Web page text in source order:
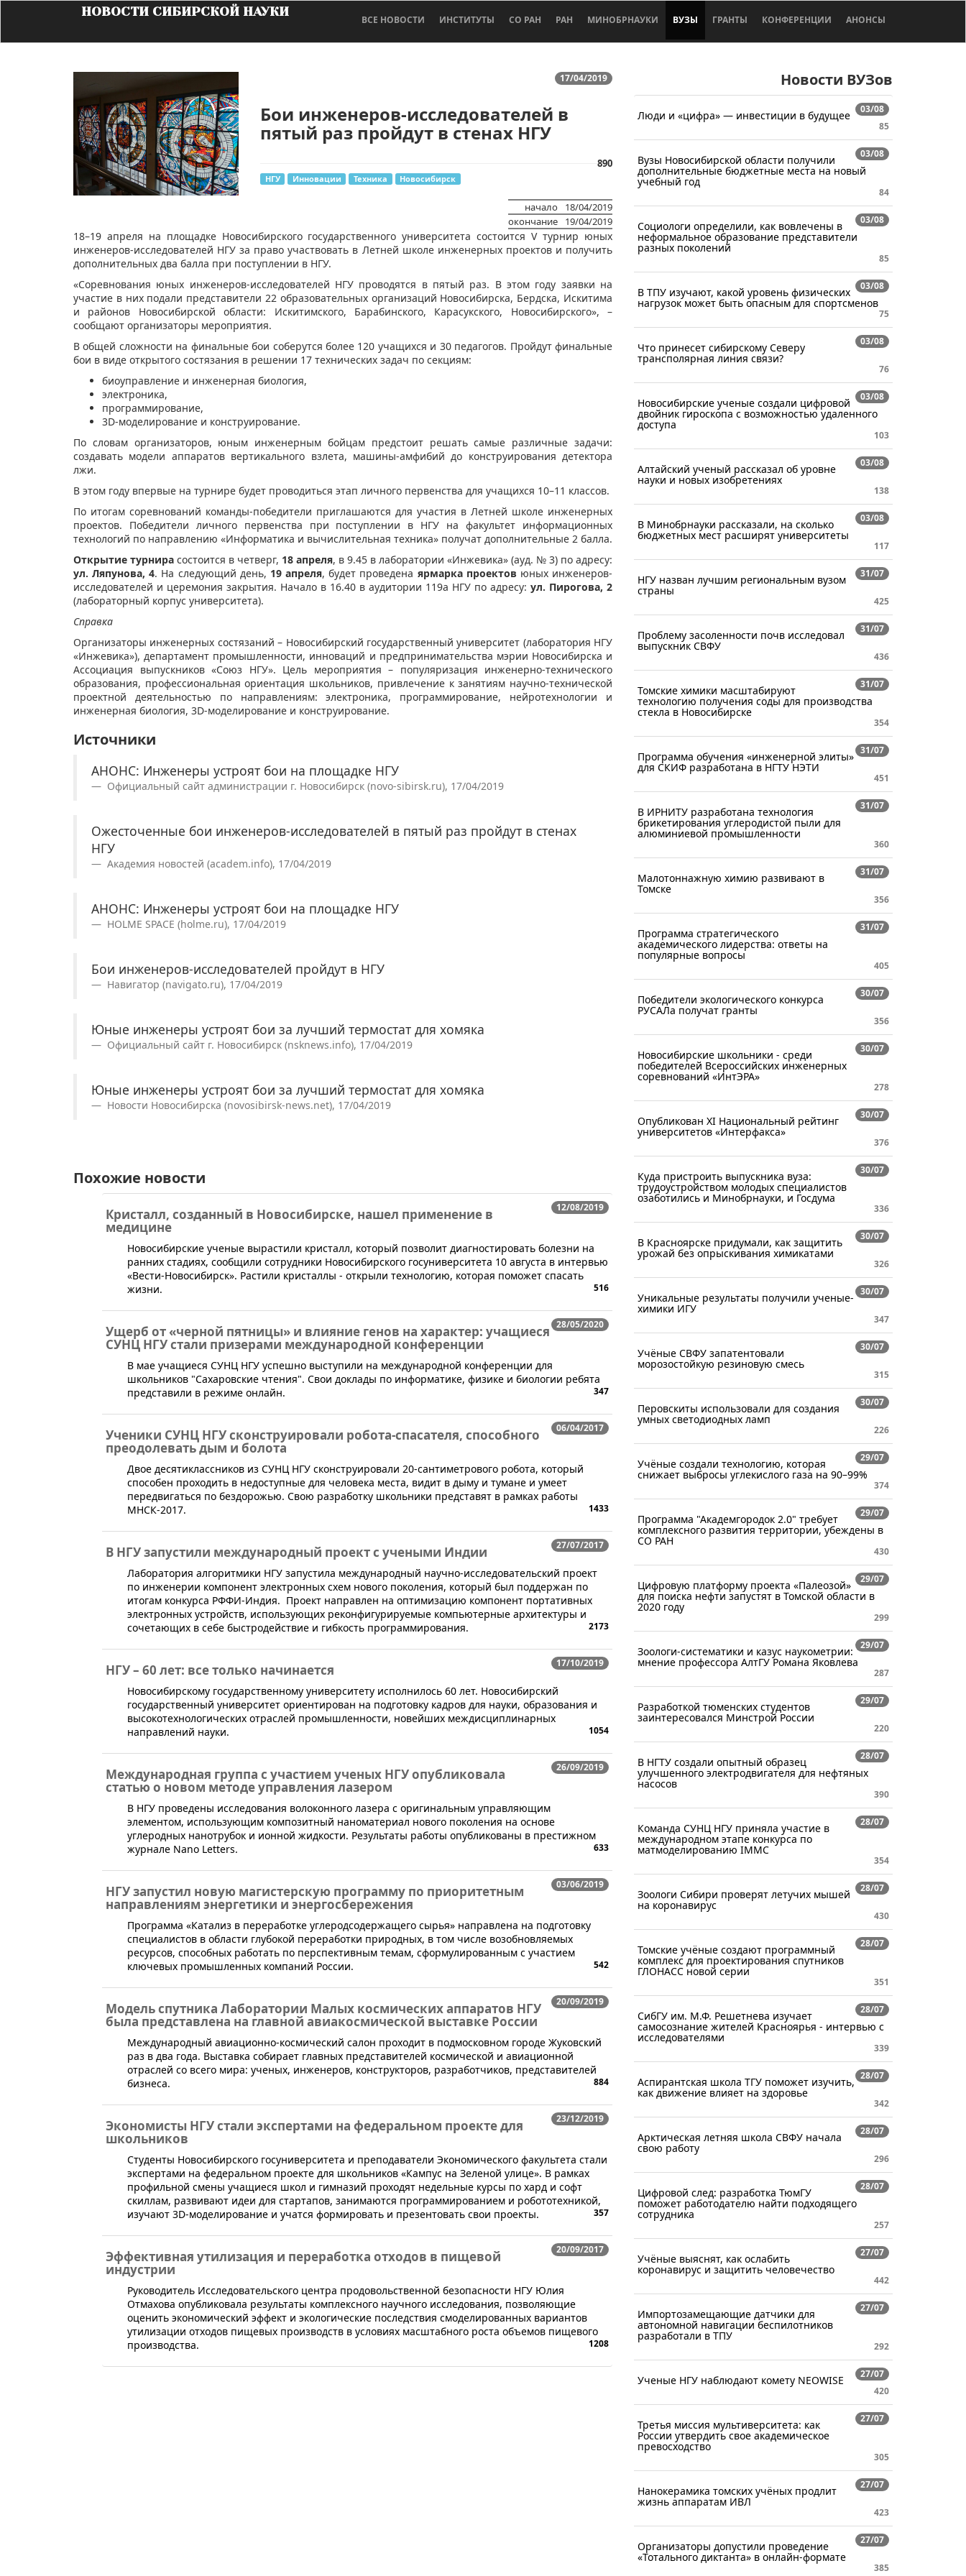
НОВОСТИ СИБИРСКОЙ НАУКИ
ВСЕ НОВОСТИ ИНСТИТУТЫ СО РАН РАН МИНОБРНАУКИ ВУЗЫ ГРАНТЫ КОНФЕРЕНЦИИ АНОНСЫ
17/04/2019
Бои инженеров-исследователей в
пятый раз пройдут в стенах НГУ
890
НГУ Инновации Техника Новосибирск
начало
18/04/2019
окончание
19/04/2019
18–19 апреля на площадке Новосибирского государственного университета состоится V турнир юных
инженеров-исследователей НГУ за право участвовать в Летней школе инженерных проектов и получить
дополнительных два балла при поступлении в НГУ.
«Соревнования юных инженеров-исследователей НГУ проводятся в пятый раз. В этом году заявки на
участие в них подали представители 22 образовательных организаций Новосибирска, Бердска, Искитима
и районов Новосибирской области: Искитимского, Барабинского, Карасукского, Новосибирского», –
сообщают организаторы мероприятия.
В общей сложности на финальные бои соберутся более 120 учащихся и 30 педагогов. Пройдут финальные
бои в виде открытого состязания в решении 17 технических задач по секциям:
биоуправление и инженерная биология,
электроника,
программирование,
3D-моделирование и конструирование.
По словам организаторов, юным инженерным бойцам предстоит решать самые различные задачи:
создавать модели аппаратов вертикального взлета, машины-амфибий до конструирования детектора
лжи.
В этом году впервые на турнире будет проводиться этап личного первенства для учащихся 10–11 классов.
По итогам соревнований команды-победители приглашаются для участия в Летней школе инженерных
проектов. Победители личного первенства при поступлении в НГУ на факультет информационных
технологий по направлению «Информатика и вычислительная техника» получат дополнительные 2 балла.
Открытие турнира состоится в четверг, 18 апреля, в 9.45 в лаборатории «Инжевика» (ауд. № 3) по адресу:
ул. Ляпунова, 4. На следующий день, 19 апреля, будет проведена ярмарка проектов юных инженеров-
исследователей и церемония закрытия. Начало в 16.40 в аудитории 119а НГУ по адресу: ул. Пирогова, 2
(лабораторный корпус университета).
Справка
Организаторы инженерных состязаний – Новосибирский государственный университет (лаборатория НГУ
«Инжевика»), департамент промышленности, инноваций и предпринимательства мэрии Новосибирска и
Ассоциация выпускников «Союз НГУ». Цель мероприятия – популяризация инженерно-технического
образования, профессиональная ориентация школьников, привлечение к занятиям научно-технической
проектной деятельностью по направлениям: электроника, программирование, нейротехнологии и
инженерная биология, 3D-моделирование и конструирование.
Источники
АНОНС: Инженеры устроят бои на площадке НГУ
Официальный сайт администрации г. Новосибирск (novo-sibirsk.ru), 17/04/2019
Ожесточенные бои инженеров-исследователей в пятый раз пройдут в стенах
НГУ
Академия новостей (academ.info), 17/04/2019
АНОНС: Инженеры устроят бои на площадке НГУ
HOLME SPACE (holme.ru), 17/04/2019
Бои инженеров-исследователей пройдут в НГУ
Навигатор (navigato.ru), 17/04/2019
Юные инженеры устроят бои за лучший термостат для хомяка
Официальный сайт г. Новосибирск (nsknews.info), 17/04/2019
Юные инженеры устроят бои за лучший термостат для хомяка
Новости Новосибирска (novosibirsk-news.net), 17/04/2019
Похожие новости
12/08/2019
Кристалл, созданный в Новосибирске, нашел применение в
медицине
​Новосибирские ученые вырастили кристалл, который позволит диагностировать болезни на
ранних стадиях, сообщили сотрудники Новосибирского госуниверситета 10 августа в интервью
«Вести-Новосибирск». Растили кристаллы - открыли технологию, которая поможет спасать
жизни.
516
28/05/2020
Ущерб от «черной пятницы» и влияние генов на характер: учащиеся
СУНЦ НГУ стали призерами международной конференции
​В мае учащиеся СУНЦ НГУ успешно выступили на международной конференции для
школьников "Сахаровские чтения". Свои доклады по информатике, физике и биологии ребята
представили в режиме онлайн.
347
06/04/2017
Ученики СУНЦ НГУ сконструировали робота-спасателя, способного
преодолевать дым и болота
Двое десятиклассников из СУНЦ НГУ сконструировали 20-сантиметрового робота, который
способен проходить в недоступные для человека места, видит в дыму и тумане и умеет
передвигаться по бездорожью. Свою разработку школьники представят в рамках работы
МНСК-2017.
1433
27/07/2017
В НГУ запустили международный проект с учеными Индии
Лаборатория алгоритмики НГУ запустила международный научно-исследовательский проект
по инженерии компонент электронных схем нового поколения, который был поддержан по
итогам конкурса РФФИ-Индия. ​ Проект направлен на оптимизацию компонент портативных
электронных устройств, использующих реконфигурируемые компьютерные архитектуры и
сочетающих в себе быстродействие и гибкость программирования.
2173
17/10/2019
НГУ – 60 лет: все только начинается
​Новосибирскому государственному университету исполнилось 60 лет. Новосибирский
государственный университет ориентирован на подготовку кадров для науки, образования и
высокотехнологических отраслей промышленности, новейших междисциплинарных
направлений науки.
1054
26/09/2019
Международная группа с участием ученых НГУ опубликовала
статью о новом методе управления лазером
В НГУ проведены исследования волоконного лазера с оригинальным управляющим
элементом, использующим композитный наноматериал нового поколения на основе
углеродных нанотрубок и ионной жидкости. Результаты работы опубликованы в престижном
журнале Nano Letters.
633
03/06/2019
НГУ запустил новую магистерскую программу по приоритетным
направлениям энергетики и энергосбережения
​Программа «Катализ в переработке углеродсодержащего сырья» направлена на подготовку
специалистов в области глубокой переработки природных, в том числе возобновляемых
ресурсов, способных работать по перспективным темам, сформулированным с участием
ключевых промышленных компаний России.
542
20/09/2019
Модель спутника Лаборатории Малых космических аппаратов НГУ
была представлена на главной авиакосмической выставке России
​Международный авиационно-космический салон проходит в подмосковном городе Жуковский
раз в два года. Выставка собирает главных представителей космической и авиационной
отраслей со всего мира: ученых, инженеров, конструкторов, разработчиков, представителей
бизнеса.
884
23/12/2019
Экономисты НГУ стали экспертами на федеральном проекте для
школьников
​Студенты Новосибирского госуниверситета и преподаватели Экономического факультета стали
экспертами на федеральном проекте для школьников «Кампус на Зеленой улице». В рамках
профильной смены учащиеся школ и гимназий проходят недельные курсы по хард и софт
скиллам, развивают идеи для стартапов, занимаются программированием и робототехникой,
изучают 3D-моделирование и учатся формировать и презентовать свои проекты.
357
20/09/2017
Эффективная утилизация и переработка отходов в пищевой
индустрии
​Руководитель Исследовательского центра продовольственной безопасности НГУ Юлия
Отмахова опубликовала результаты комплексного научного исследования, позволяющие
оценить экономический эффект и экологические последствия смоделированных вариантов
утилизации отходов пищевых производств в условиях масштабного роста объемов пищевого
производства.
1208
Новости ВУЗов
03/08
Люди и «цифра» — инвестиции в будущее
85
03/08
Вузы Новосибирской области получили
дополнительные бюджетные места на новый
учебный год
84
03/08
Cоциологи определили, как вовлечены в
неформальное образование представители
разных поколений
85
03/08
В ТПУ изучают, какой уровень физических
нагрузок может быть опасным для спортсменов
75
03/08
Что принесет сибирскому Северу
трансполярная линия связи?
76
03/08
Новосибирские ученые создали цифровой
двойник гироскопа с возможностью удаленного
доступа
103
03/08
Алтайский ученый рассказал об уровне
науки и новых изобретениях
138
03/08
В Минобрнауки рассказали, на сколько
бюджетных мест расширят университеты
117
31/07
НГУ назван лучшим региональным вузом
страны
425
31/07
Проблему засоленности почв исследовал
выпускник СВФУ
436
31/07
Томские химики масштабируют
технологию получения соды для производства
стекла в Новосибирске
354
31/07
Программа обучения «инженерной элиты»
для СКИФ разработана в НГТУ НЭТИ
451
31/07
В ИРНИТУ разработана технология
брикетирования углеродистой пыли для
алюминиевой промышленности
360
31/07
Малотоннажную химию развивают в
Томске
356
31/07
Программа стратегического
академического лидерства: ответы на
популярные вопросы
405
30/07
Победители экологического конкурса
РУСАЛа получат гранты
356
30/07
Новосибирские школьники - среди
победителей Всероссийских инженерных
соревнований «ИнтЭРА»
278
30/07
Опубликован XI Национальный рейтинг
университетов «Интерфакса»
376
30/07
Куда пристроить выпускника вуза:
трудоустройством молодых специалистов
озаботились и Минобрнауки, и Госдума
336
30/07
В Красноярске придумали, как защитить
урожай без опрыскивания химикатами
326
30/07
Уникальные результаты получили ученые-
химики ИГУ
347
30/07
Учёные СВФУ запатентовали
морозостойкую резиновую смесь
315
30/07
Перовскиты использовали для создания
умных светодиодных ламп
226
29/07
Учёные создали технологию, которая
снижает выбросы углекислого газа на 90–99%
374
29/07
Программа "Академгородок 2.0" требует
комплексного развития территории, убеждены в
СО РАН
430
29/07
Цифровую платформу проекта «Палеозой»
для поиска нефти запустят в Томской области в
2020 году
299
29/07
Зоологи-систематики и казус наукометрии:
мнение профессора АлтГУ Романа Яковлева
287
29/07
Разработкой тюменских студентов
заинтересовался Минстрой России
220
28/07
В НГТУ создали опытный образец
улучшенного электродвигателя для нефтяных
насосов
390
28/07
Команда СУНЦ НГУ приняла участие в
международном этапе конкурса по
матмоделированию IMMC
354
28/07
Зоологи Сибири проверят летучих мышей
на коронавирус
430
28/07
Томские учёные создают программный
комплекс для проектирования спутников
ГЛОНАСС новой серии
351
28/07
СибГУ им. М.Ф. Решетнева изучает
самосознание жителей Красноярья - интервью с
исследователями
339
28/07
Аспирантская школа ТГУ поможет изучить,
как движение влияет на здоровье
342
28/07
Арктическая летняя школа СВФУ начала
свою работу
296
28/07
Цифровой след: разработка ТюмГУ
поможет работодателю найти подходящего
сотрудника
257
27/07
Учёные выяснят, как ослабить
коронавирус и защитить человечество
442
27/07
Импортозамещающие датчики для
автономной навигации беспилотников
разработали в ТПУ
292
27/07
Ученые НГУ наблюдают комету NEOWISE
420
27/07
Третья миссия мультиверситета: как
России утвердить свое академическое
превосходство
305
27/07
Нанокерамика томских учёных продлит
жизнь аппаратам ИВЛ
423
27/07
Организаторы допустили проведение
«Тотального диктанта» в онлайн-формате
385